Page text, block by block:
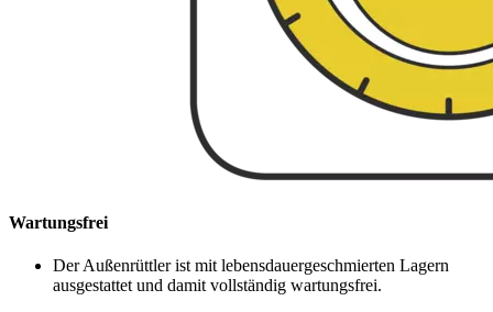
Wartungsfrei
Der Außenrüttler ist mit lebensdauergeschmierten Lagern
ausgestattet und damit vollständig wartungsfrei.